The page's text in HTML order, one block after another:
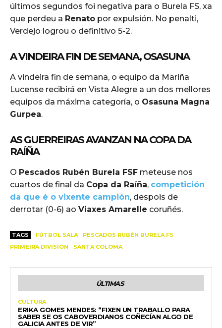
últimos segundos foi negativa para o Burela FS, xa
que perdeu a Renato por expulsión. No penalti,
Verdejo logrou o definitivo 5-2.
A VINDEIRA FIN DE SEMANA, OSASUNA
A vindeira fin de semana, o equipo da Mariña
Lucense recibirá en Vista Alegre a un dos mellores
equipos da máxima categoría, o Osasuna Magna
Gurpea.
AS GUERREIRAS AVANZAN NA COPA DA
RAÍÑA
O Pescados Rubén Burela FSF meteuse nos
cuartos de final da Copa da Raíña, competición
da que é o vixente campión, despois de
derrotar (0-6) ao Viaxes Amarelle coruñés.
TAGS FÚTBOL SALA
PESCADOS RUBÉN BURELA FS
PRIMEIRA DIVISIÓN
SANTA COLOMA
ÚLTIMAS
CULTURA
ERIKA GOMES MENDES: “FIXEN UN TRABALLO PARA
SABER SE OS CABOVERDIANOS COÑECÍAN ALGO DE
GALICIA ANTES DE VIR”